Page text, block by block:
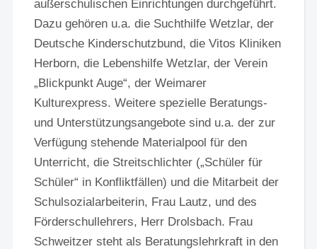
außerschulischen Einrichtungen durchgeführt.
Dazu gehören u.a. die Suchthilfe Wetzlar, der
Deutsche Kinderschutzbund, die Vitos Kliniken
Herborn, die Lebenshilfe Wetzlar, der Verein
„Blickpunkt Auge“, der Weimarer
Kulturexpress. Weitere spezielle Beratungs-
und Unterstützungsangebote sind u.a. der zur
Verfügung stehende Materialpool für den
Unterricht, die Streitschlichter („Schüler für
Schüler“ in Konfliktfällen) und die Mitarbeit der
Schulsozialarbeiterin, Frau Lautz, und des
Förderschullehrers, Herr Drolsbach. Frau
Schweitzer steht als Beratungslehrkraft in den